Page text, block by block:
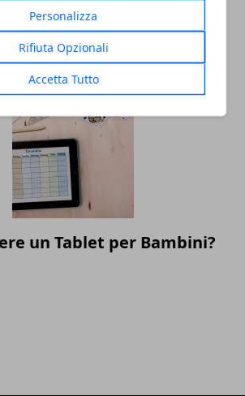
Personalizza
Rifiuta Opzionali
Accetta Tutto
ecco alcuni utili consigli
un Tablet per Bambini?